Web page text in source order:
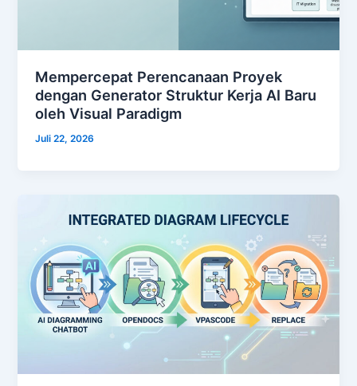
Mempercepat Perencanaan Proyek
dengan Generator Struktur Kerja AI Baru
oleh Visual Paradigm
Juli 22, 2026